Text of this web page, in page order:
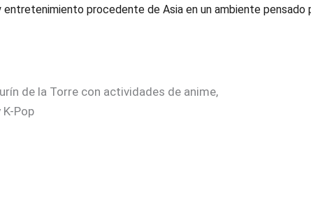
procedente de Asia en un ambiente pensado